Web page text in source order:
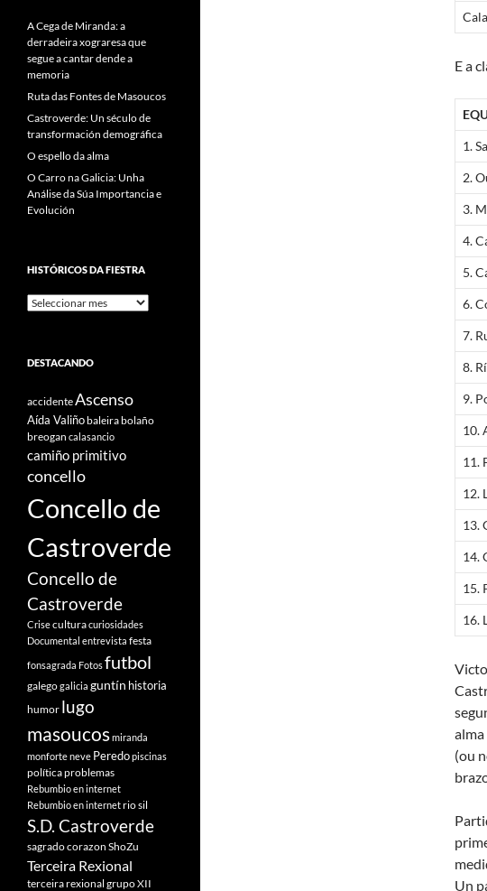
E a
1.
2.
3.
4.
5.
6.
7.
8.
9.
10.
11.
12.
13.
14.
15.
16.
alma
(ou
Un
A Cega de Miranda: a
derradeira xograresa que
segue a cantar dende a
memoria
Ruta das Fontes de Masoucos
Castroverde: Un século de
transformación demográfica
O espello da alma
O Carro na Galicia: Unha
Análise da Súa Importancia e
Evolución
HISTÓRICOS DA FIESTRA
Históricos
DESTACANDO
accidenteAscenso
Aída Valiñobaleirabolaño
breogan calasancio
camiño primitivo
concello
Concello de
Castroverde
Concello de
Castroverde
Criseculturacuriosidades
Documental entrevista festa
fonsagrada Fotosfutbol
galegogalicia guntín historia
humor lugo
masoucosmiranda
monforteneve Peredopiscinas
políticaproblemas
Rebumbio en internet
Rebumbio en internetrio sil
S.D. Castroverde
sagrado corazon ShoZu
Terceira Rexional
terceira rexional grupo XII